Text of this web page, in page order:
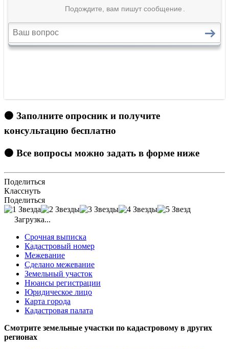
🟠 Заполните опросник и получите
консультацию бесплатно
🟠 Все вопросы можно задать в форме ниже
Поделиться
Класснуть
Поделиться
Загрузка...
Срочная выписка
Кадастровый номер
Межевание
Сделано межевание
Земельный участок
Нюансы регистрации
Юридическое лицо
Карта города
Кадастровая палата
Смотрите земельные участки по кадастровому в других
регионах